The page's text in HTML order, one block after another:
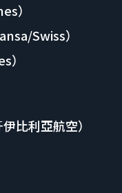
）
Swiss）
）
比利亞航空）